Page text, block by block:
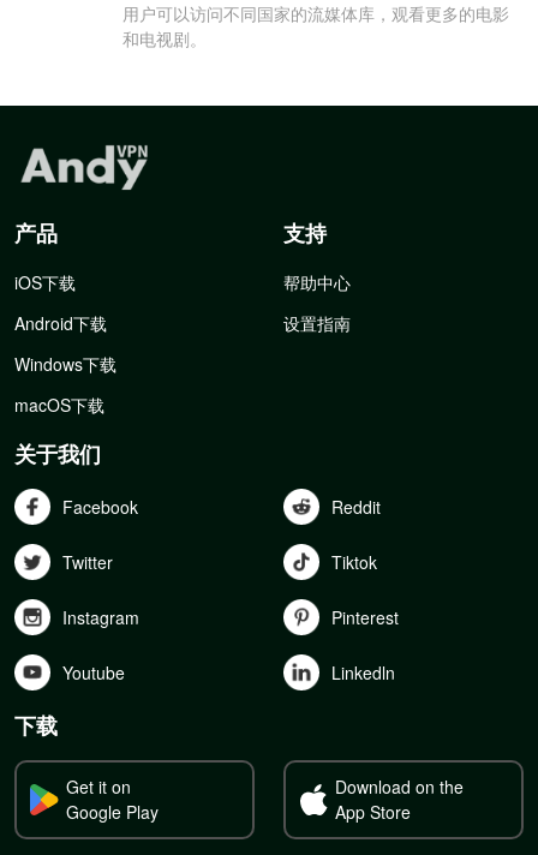
用户可以访问不同国家的流媒体库，观看更多的电影
和电视剧。
产品
iOS下载
Android下载
Windows下载
macOS下载
支持
帮助中心
设置指南
关于我们
Facebook Reddit
Twitter Tiktok
Instagram Pinterest
Youtube Linkedln
下载
Get it on
Google Play
Download on the
App Store